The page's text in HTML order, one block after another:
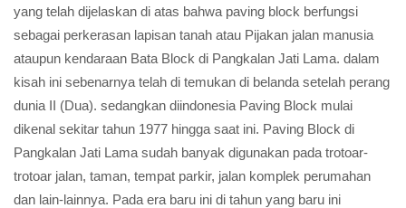
yang telah dijelaskan di atas bahwa paving block berfungsi
sebagai perkerasan lapisan tanah atau Pijakan jalan manusia
ataupun kendaraan Bata Block di Pangkalan Jati Lama. dalam
kisah ini sebenarnya telah di temukan di belanda setelah perang
dunia II (Dua). sedangkan diindonesia Paving Block mulai
dikenal sekitar tahun 1977 hingga saat ini. Paving Block di
Pangkalan Jati Lama sudah banyak digunakan pada trotoar-
trotoar jalan, taman, tempat parkir, jalan komplek perumahan
dan lain-lainnya. Pada era baru ini di tahun yang baru ini